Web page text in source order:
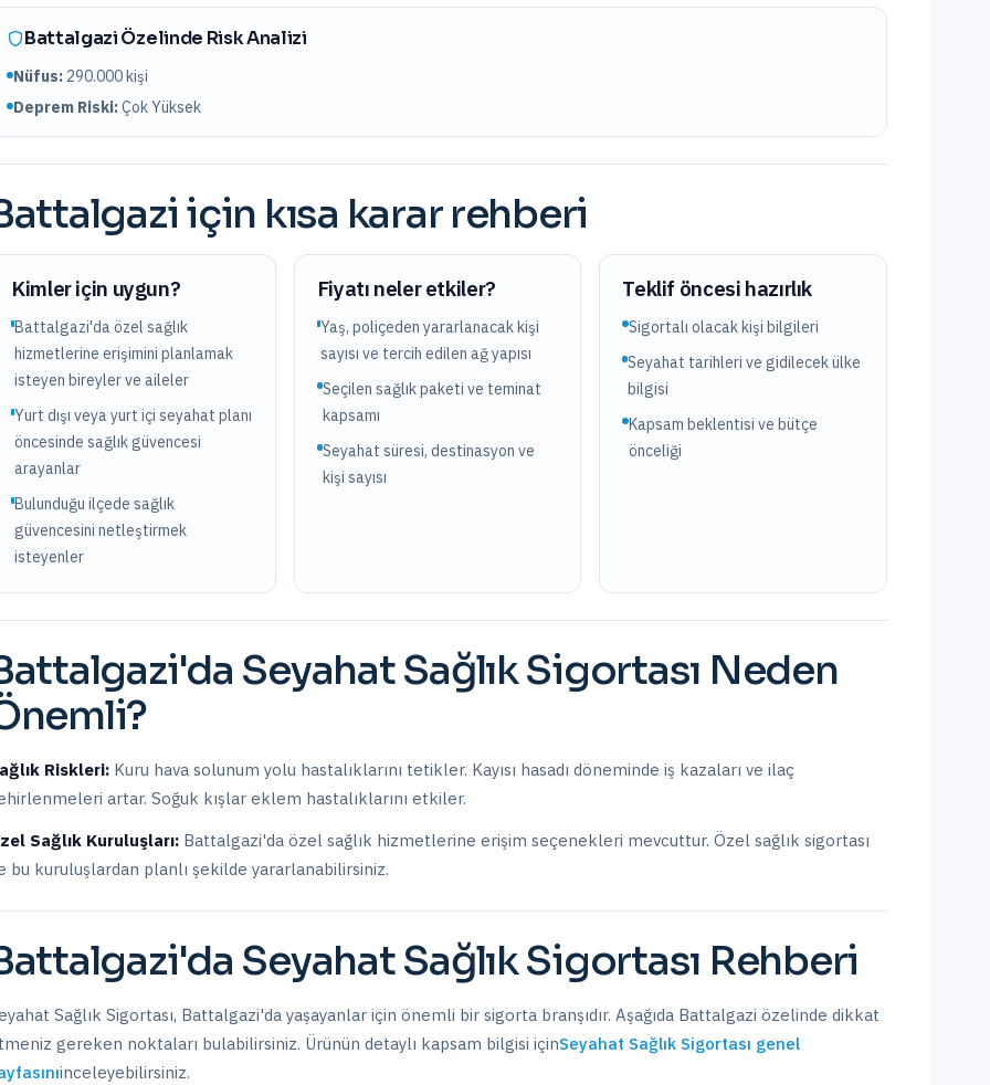
BattalgaziÖzelinde Risk Analizi
Nüfus: 290.000kişi
Deprem Riski:Çok Yüksek
için kısa karar rehberi
Kimler için uygun?
Battalgazi'da özel sağlık
hizmetlerine erişimini planlamak
isteyen bireyler ve aileler
Yurt dışı veya yurt içi seyahat planı
öncesinde sağlık güvencesi
arayanlar
Bulunduğu ilçede sağlık
güvencesini netleştirmek
isteyenler
Fiyatı neler etkiler?
Yaş, poliçeden yararlanacak kişi
sayısı ve tercih edilen ağ yapısı
Seçilen sağlık paketi ve teminat
kapsamı
Seyahat süresi, destinasyon ve
kişi sayısı
Teklif öncesi hazırlık
Sigortalı olacak kişi bilgileri
Seyahat tarihleri ve gidilecek ülke
bilgisi
Kapsam beklentisi ve bütçe
önceliği
'da Seyahat Sağlık Sigortası Neden
Riskleri: Kuru hava solunum yolu hastalıklarını tetikler. Kayısı hasadı döneminde iş kazaları ve ilaç
artar. Soğuk kışlar eklem hastalıklarını etkiler.
Sağlık Kuruluşları: Battalgazi'da özel sağlık hizmetlerine erişim seçenekleri mevcuttur. Özel sağlık sigortası
bu kuruluşlardan planlı şekilde yararlanabilirsiniz.
'da Seyahat Sağlık Sigortası Rehberi
Sağlık Sigortası, Battalgazi'da yaşayanlar için önemli bir sigorta branşıdır. Aşağıda Battalgazi özelinde dikkat
gereken noktaları bulabilirsiniz. Ürünün detaylı kapsam bilgisi içinSeyahat Sağlık Sigortası genel
inceleyebilirsiniz.